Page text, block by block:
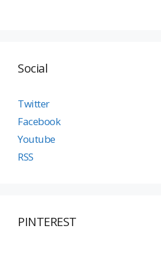
Social
Twitter
Facebook
Youtube
RSS
PINTEREST